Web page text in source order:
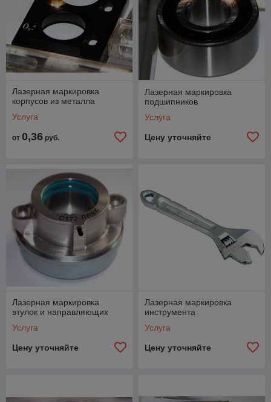
Лазерная маркировка
корпусов из металла
Услуга
от 0,36 руб.
Лазерная маркировка
подшипников
Услуга
Цену уточняйте
Лазерная маркировка
втулок и направляющих
Услуга
Цену уточняйте
Лазерная маркировка
инструмента
Услуга
Цену уточняйте